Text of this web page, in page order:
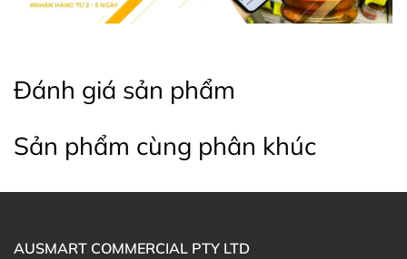
trong mọi tình huống.
không phải và không có tác dụng thay thế cho các loại
thuốc chữa bệnh khác. Kết quả của sản phẩm sẽ phụ
Thông tin Sản phẩm chi tiết bằng Tiếng
Đánh giá sản phẩm
Sản phẩm cùng phân khúc
AUSMART COMMERCIAL PTY LTD